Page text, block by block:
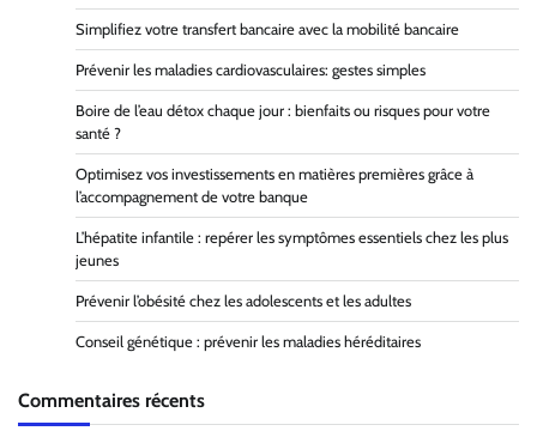
Simplifiez votre transfert bancaire avec la mobilité bancaire
Prévenir les maladies cardiovasculaires: gestes simples
Boire de l’eau détox chaque jour : bienfaits ou risques pour votre
santé ?
Optimisez vos investissements en matières premières grâce à
l’accompagnement de votre banque
L’hépatite infantile : repérer les symptômes essentiels chez les plus
jeunes
Prévenir l’obésité chez les adolescents et les adultes
Conseil génétique : prévenir les maladies héréditaires
Commentaires récents